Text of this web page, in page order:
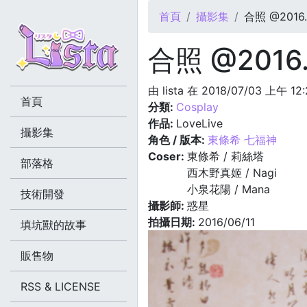
您在這裡
首頁 攝影集 合照
合照
由 lista 在 2018/07/03 上午
分類: Cosplay
作品: LoveLive
角色 / 版本: 東條希 七福神
Coser: 東條希 / 莉絲塔
西木野真姬 / Nagi
小泉花陽 / Mana
攝影師: 惑星
拍攝日期: 2016/06/11
首頁
攝影集
部落格
技術開發
填坑獸的故事
販售物
RSS & LICENSE